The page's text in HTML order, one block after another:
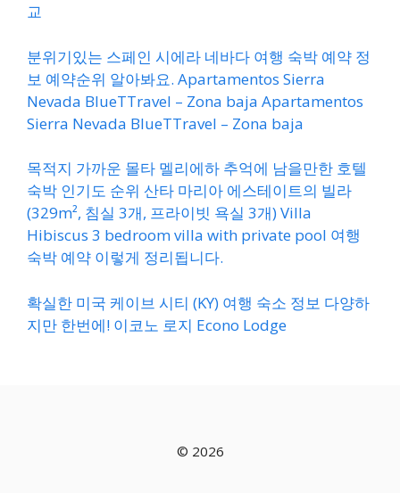
교
분위기있는 스페인 시에라 네바다 여행 숙박 예약 정
보 예약순위 알아봐요. Apartamentos Sierra
Nevada BlueTTravel – Zona baja Apartamentos
Sierra Nevada BlueTTravel – Zona baja
목적지 가까운 몰타 멜리에하 추억에 남을만한 호텔
숙박 인기도 순위 산타 마리아 에스테이트의 빌라
(329m², 침실 3개, 프라이빗 욕실 3개) Villa
Hibiscus 3 bedroom villa with private pool 여행
숙박 예약 이렇게 정리됩니다.
확실한 미국 케이브 시티 (KY) 여행 숙소 정보 다양하
지만 한번에! 이코노 로지 Econo Lodge
© 2026